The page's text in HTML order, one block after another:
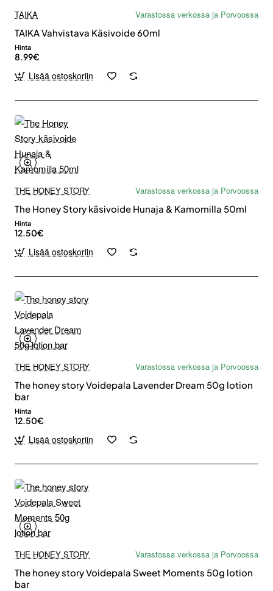
TAIKA
Varastossa verkossa ja Porvoossa
TAIKA Vahvistava Käsivoide 60ml
Hinta
8.99€
Lisää ostoskoriin
THE HONEY STORY
Varastossa verkossa ja Porvoossa
The Honey Story käsivoide Hunaja & Kamomilla 50ml
Hinta
12.50€
Lisää ostoskoriin
THE HONEY STORY
Varastossa verkossa ja Porvoossa
The honey story Voidepala Lavender Dream 50g lotion
bar
Hinta
12.50€
Lisää ostoskoriin
THE HONEY STORY
Varastossa verkossa ja Porvoossa
The honey story Voidepala Sweet Moments 50g lotion
bar